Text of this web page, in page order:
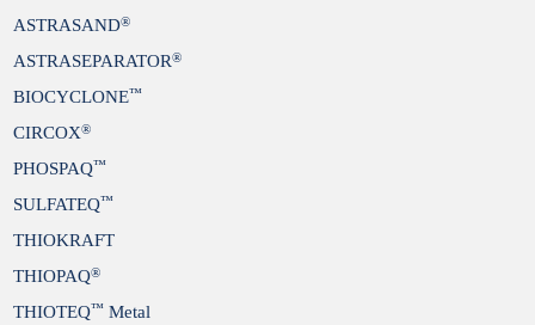
ASTRASAND®
ASTRASEPARATOR®
BIOCYCLONE™
CIRCOX®
PHOSPAQ™
SULFATEQ™
THIOKRAFT
THIOPAQ®
THIOTEQ™ Metal